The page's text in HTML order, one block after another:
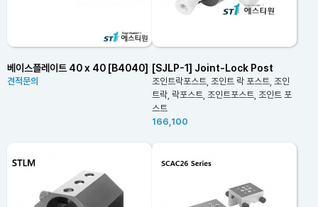
베이스플레이트 40 x 40 [B4040]
견적문의
[SJLP-1] Joint-Lock Post
조인트락포스트, 조인트 락 포스트, 조인
트락, 락포스트, 조인트포스트, 조인트 포
스트
166,100